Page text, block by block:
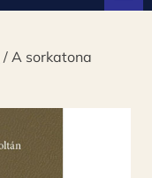
/ A sorkatona